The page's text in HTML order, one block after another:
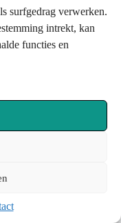
surfgedrag verwerken.
intrekt, kan
functies en